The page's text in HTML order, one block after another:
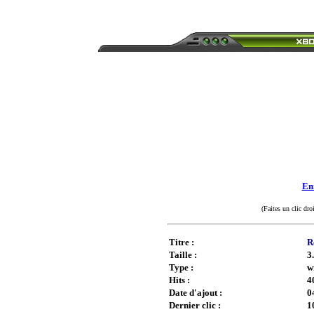
(Faites un clic
Titre :
Taille :
Type :
Hits :
Date d'ajout :
Dernier clic :